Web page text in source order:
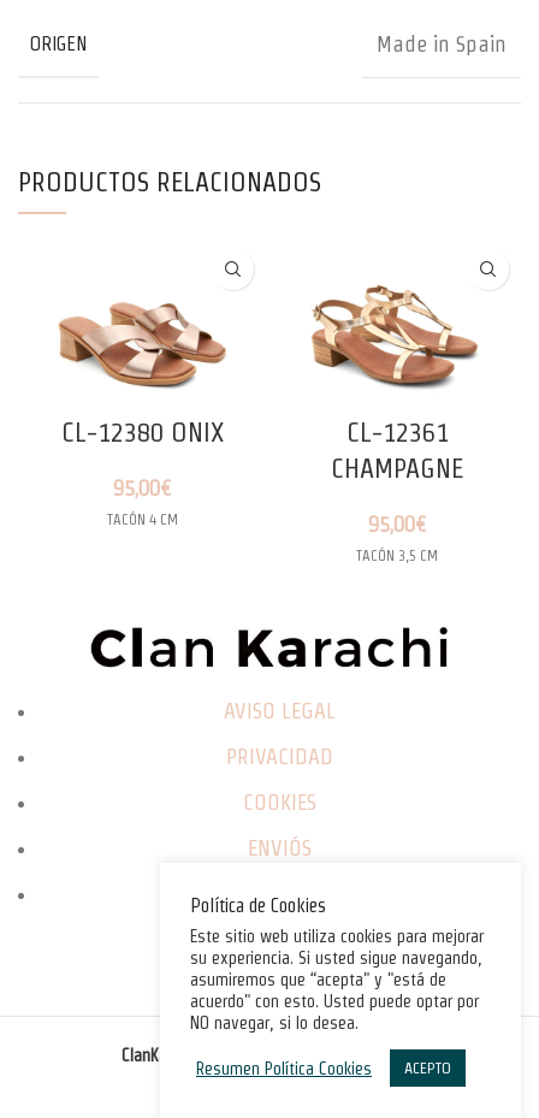
ORIGEN Made in Spain
PRODUCTOS RELACIONADOS
CL-12380 ONIX
95,00€
TACÓN 4 CM
CL-12361
CHAMPAGNE
95,00€
TACÓN 3,5 CM
AVISO LEGAL
PRIVACIDAD
COOKIES
ENVIÓS
CAMBIOS / DEVOLUCIONES
ClanKarachi.com . All rights reserved.©
Política de Cookies
Este sitio web utiliza cookies para mejorar
su experiencia. Si usted sigue navegando,
asumiremos que “acepta" y "está de
acuerdo" con esto. Usted puede optar por
NO navegar, si lo desea.
Resumen Política Cookies ACEPTO